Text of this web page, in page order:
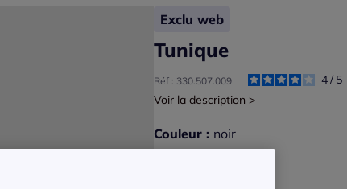
Exclu web
Tunique
Réf : 330.507.009 4/ 5
Voir la description >
Couleur : noir